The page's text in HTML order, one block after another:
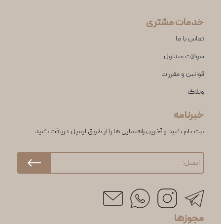
خدمات مشتری
تماس با ما
سوالات متداول
قوانین و مقررات
وبلاگ
خبرنامه
ثبت نام کنید و آخرین راهنمایی ها را از طریق ایمیل دریافت کنید
مجوزها